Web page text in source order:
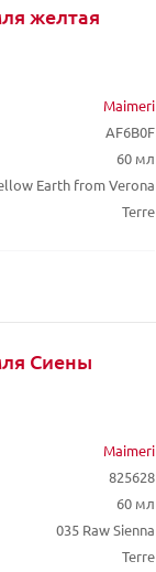
желтая
Maimeri
AF6B0F
60 мл
Earth from Verona
Terre
Сиены
Maimeri
825628
60 мл
035 Raw Sienna
Terre